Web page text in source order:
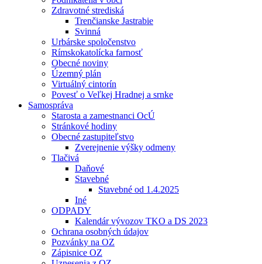
Zdravotné strediská
Trenčianske Jastrabie
Svinná
Urbárske spoločenstvo
Rímskokatolícka farnosť
Obecné noviny
Územný plán
Virtuálný cintorín
Povesť o Veľkej Hradnej a srnke
Samospráva
Starosta a zamestnanci OcÚ
Stránkové hodiny
Obecné zastupiteľstvo
Zverejnenie výšky odmeny
Tlačivá
Daňové
Stavebné
Stavebné od 1.4.2025
Iné
ODPADY
Kalendár vývozov TKO a DS 2023
Ochrana osobných údajov
Pozvánky na OZ
Zápisnice OZ